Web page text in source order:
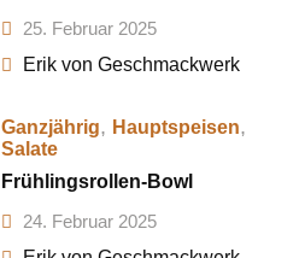
25. Februar 2025
Erik von Geschmackwerk
Ganzjährig, Hauptspeisen,
Salate
Frühlingsrollen-Bowl
24. Februar 2025